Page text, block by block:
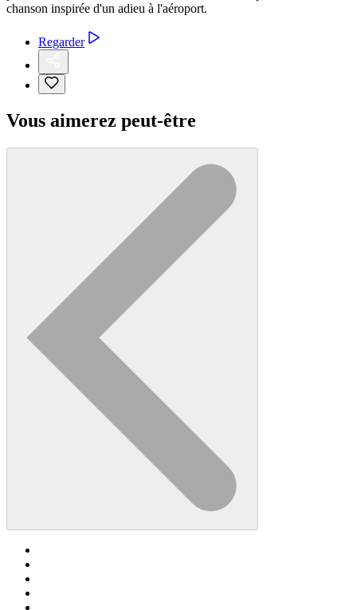
chanson inspirée d'un adieu à l'aéroport.
Regarder
Vous aimerez peut-être